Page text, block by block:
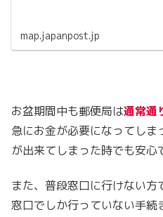
map.japanpost.jp
お盆期間中も郵便局は通常通
急にお金が必要になってし
が出来てしまった時でも安心
また、普段窓口に行けない方
窓口でしか行っていない手続